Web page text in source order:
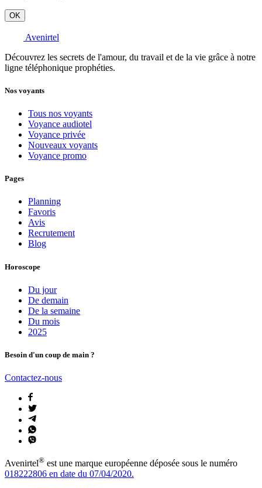
OK
Avenirtel
Découvrez les secrets de l'amour, du travail et de la vie grâce à notre
ligne téléphonique prophéties.
Nos voyants
Tous nos voyants
Voyance audiotel
Voyance privée
Nouveaux voyants
Voyance promo
Pages
Planning
Favoris
Avis
Recrutement
Blog
Horoscope
Du jour
De demain
De la semaine
Du mois
2025
Besoin d'un coup de main ?
Contactez-nous
Avenirtel® est une marque européenne déposée sous le numéro
018222806 en date du 07/04/2020.